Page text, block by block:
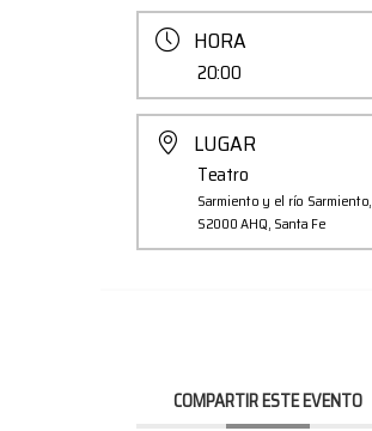
HORA
20:00
LUGAR
Teatro
Sarmiento y el río Sarmiento,
S2000 AHQ, Santa Fe
COMPARTIR ESTE EVENTO